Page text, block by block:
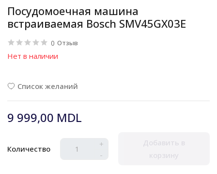
Посудомоечная машина
встраиваемая Bosch SMV45GX03E
0 Отзыв
Нет в наличии
Список желаний
9 999,00 MDL
Количество
+
-
Добавить в
корзину